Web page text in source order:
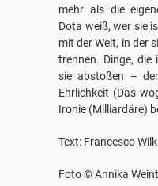
mehr als die
Dota weiß, wer sie
mit der Welt, in der
trennen. Dinge,
sie abstoßen –
Ehrlichkeit (Das
Ironie (Milliardäre)
Text: Francesco
Foto © Annika